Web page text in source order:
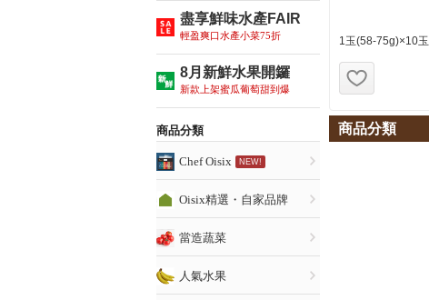
盡享鮮味水產FAIR
輕盈爽口水產小菜75折
8月新鮮水果開鑼
新款上架蜜瓜葡萄甜到爆
商品分類
Chef Oisix NEW!
Oisix精選・自家品牌
當造蔬菜
人氣水果
1玉(58-75g)×10玉
商品分類